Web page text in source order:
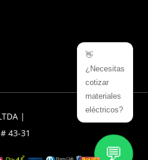
👋
¿Necesitas
cotizar
materiales
eléctricos?
💬
|
43-31